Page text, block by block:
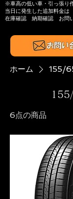
※​車高の低い車・引っ張
当日に発生した追加料金は
在庫確認 納期確認 お問
ホーム 155/
6点の商品